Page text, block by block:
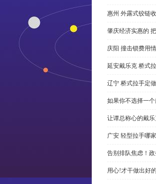
惠州 外露式铰链
肇庆经济实惠的
庆阳 撞击锁费用
延安戴乐克 桥式
辽宁 桥式拉手定
如果你不选择一
让谭总称心的戴
广安 轻型拉手哪
告别排队焦虑！
用心!才干做出好